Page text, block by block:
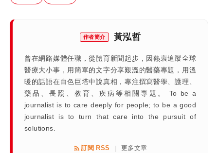
作者簡介 黃泓哲
曾在網路媒體任職，從體育新聞起步，因熱衷追蹤全球
醫療大小事，用簡單的文字分享艱澀的醫藥專題，用溫
暖的話語在白色巨塔中說真相，專注撰寫醫學、護理、
藥品、長照、教育、疾病等相關專題。 To be a
journalist is to care deeply for people; to be a good
journalist is to turn that care into the pursuit of
solutions.
訂閱 RSS | 更多文章